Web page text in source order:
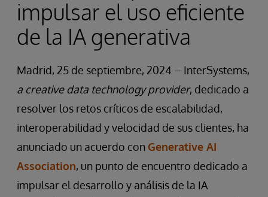
impulsar el uso eficiente
de la IA generativa
Madrid, 25 de septiembre, 2024 – InterSystems,
a creative data technology provider, dedicado a
resolver los retos críticos de escalabilidad,
interoperabilidad y velocidad de sus clientes, ha
anunciado un acuerdo con Generative AI
Association, un punto de encuentro dedicado a
impulsar el desarrollo y análisis de la IA